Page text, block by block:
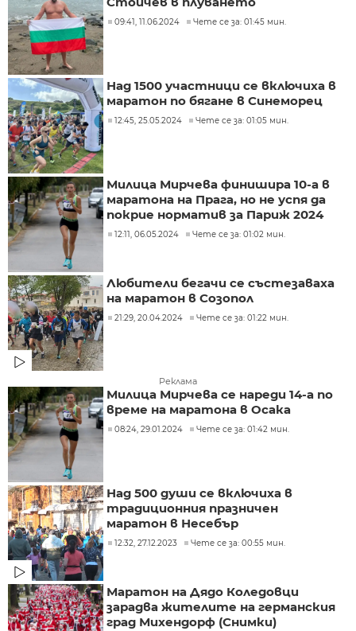
09:41, 11.06.2024 Чете се за: 01:45 мин.
Над 1500 участници се включиха в
маратон по бягане в Синеморец
12:45, 25.05.2024 Чете се за: 01:05 мин.
Милица Мирчева финишира 10-а в
маратона на Прага, но не успя да
покрие норматив за Париж 2024
12:11, 06.05.2024 Чете се за: 01:02 мин.
Любители бегачи се състезаваха
на маратон в Созопол
21:29, 20.04.2024 Чете се за: 01:22 мин.
Реклама
Милица Мирчева се нареди 14-а по
време на маратона в Осака
08:24, 29.01.2024 Чете се за: 01:42 мин.
Над 500 души се включиха в
традиционния празничен
маратон в Несебър
12:32, 27.12.2023 Чете се за: 00:55 мин.
Маратон на Дядо Коледовци
зарадва жителите на германския
град Михендорф (Снимки)